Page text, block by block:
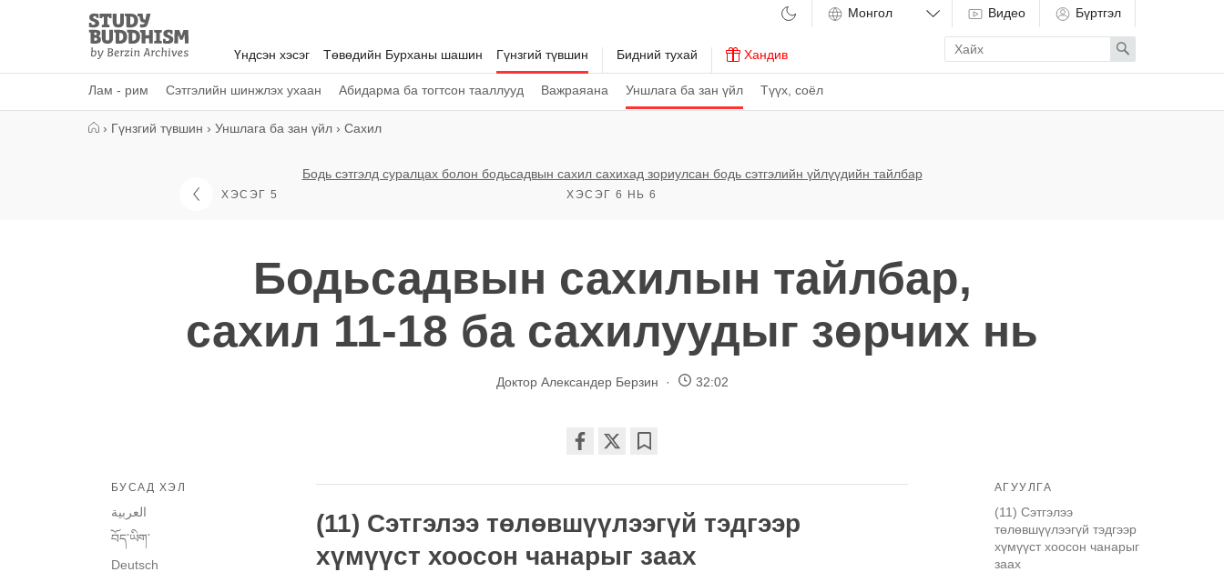
Study
Buddhism
Home
Үндсэн хэсэг Төвөдийн Бурханы шашин Гүнзгий түвшин
Лам - рим Сэтгэлийн шинжлэх ухаан Абидарма ба тогтсон тааллууд Важраяана Уншлага ба зан үйл Түүх, соёл
Бидний тухай Хандив
Видео Бүртгэл
Enter
search
term
Search
› Гүнзгий түвшин › Уншлага ба зан үйл › Сахил
ХЭСЭГ 5
Бодь сэтгэлд суралцах болон бодьсадвын сахил сахихад зориулсан бодь сэтгэлийн үйлүүдийн тайлбар
ХЭСЭГ 6 НЬ 6
Бодьсадвын сахилын тайлбар,
сахил 11-18 ба сахилуудыг зөрчих нь
Доктор Александер Берзин 32:02
on
facebook
АГУУЛГА
(11) Сэтгэлээ
төлөвшүүлээгүй тэдгээр
хүмүүст хоосон чанарыг
заах
БУСАД ХЭЛ
العربية
བོད་ཡིག་
Deutsch
(11) Сэтгэлээ төлөвшүүлээгүй тэдгээр
хүмүүст хоосон чанарыг заах